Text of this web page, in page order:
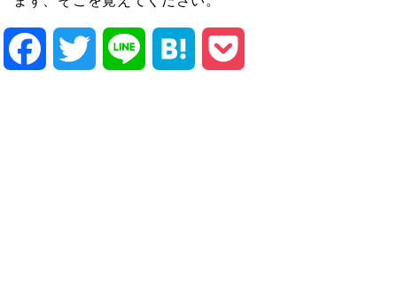
Facebook Twitter Line Hatena